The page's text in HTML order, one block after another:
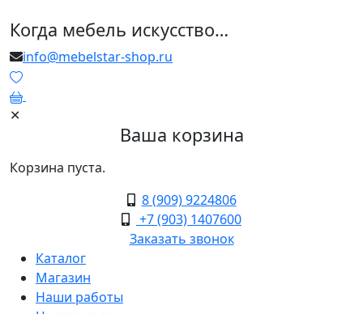
Когда мебель искусство…
info@mebelstar-shop.ru
✕
Ваша корзина
Корзина пуста.
8 (909) 9224806
+7 (903) 1407600
Заказать звонок
Каталог
Магазин
Наши работы